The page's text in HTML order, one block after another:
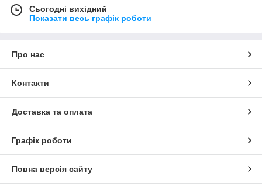
Сьогодні вихідний
Показати весь графік роботи
Про нас
Контакти
Доставка та оплата
Графік роботи
Повна версія сайту